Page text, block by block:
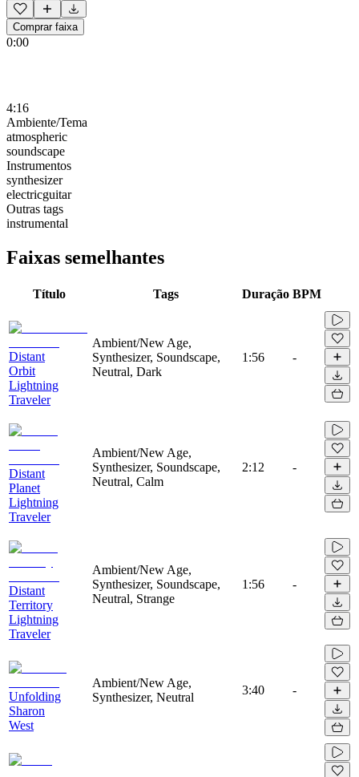
Comprar faixa
0:00
4:16
Ambiente/Tema
atmospheric
soundscape
Instrumentos
synthesizer
electricguitar
Outras tags
instrumental
Faixas semelhantes
Título Tags Duração BPM
Distant
Orbit
Lightning
Traveler
Ambient/New Age,
Synthesizer, Soundscape,
Neutral, Dark
1:56 -
Distant
Planet
Lightning
Traveler
Ambient/New Age,
Synthesizer, Soundscape,
Neutral, Calm
2:12 -
Distant
Territory
Lightning
Traveler
Ambient/New Age,
Synthesizer, Soundscape,
Neutral, Strange
1:56 -
Unfolding
Sharon
West
Ambient/New Age,
Synthesizer, Neutral
3:40 -